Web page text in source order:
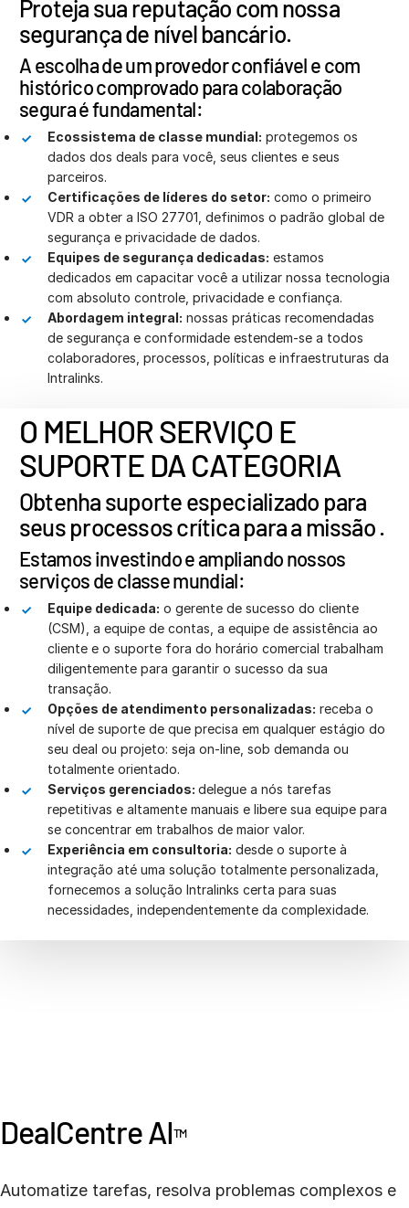
Proteja sua reputação com nossa
segurança de nível bancário.
A escolha de um provedor confiável e com
histórico comprovado para colaboração
segura é fundamental:
Ecossistema de classe mundial: protegemos os
dados dos deals para você, seus clientes e seus
parceiros.
Certificações de líderes do setor: como o primeiro
VDR a obter a ISO 27701, definimos o padrão global de
segurança e privacidade de dados.
Equipes de segurança dedicadas: estamos
dedicados em capacitar você a utilizar nossa tecnologia
com absoluto controle, privacidade e confiança.
Abordagem integral: nossas práticas recomendadas
de segurança e conformidade estendem-se a todos
colaboradores, processos, políticas e infraestruturas da
Intralinks.
O MELHOR SERVIÇO E
SUPORTE DA CATEGORIA
Obtenha suporte especializado para
seus processos crítica para a missão .
Estamos investindo e ampliando nossos
serviços de classe mundial:
Equipe dedicada: o gerente de sucesso do cliente
(CSM), a equipe de contas, a equipe de assistência ao
cliente e o suporte fora do horário comercial trabalham
diligentemente para garantir o sucesso da sua
transação.
Opções de atendimento personalizadas: receba o
nível de suporte de que precisa em qualquer estágio do
seu deal ou projeto: seja on-line, sob demanda ou
totalmente orientado.
Serviços gerenciados: delegue a nós tarefas
repetitivas e altamente manuais e libere sua equipe para
se concentrar em trabalhos de maior valor.
Experiência em consultoria: desde o suporte à
integração até uma solução totalmente personalizada,
fornecemos a solução Intralinks certa para suas
necessidades, independentemente da complexidade.
DealCentre AITM
Automatize tarefas, resolva problemas complexos e